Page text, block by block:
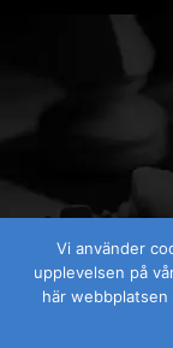
Vi använder
upplevelsen på
här